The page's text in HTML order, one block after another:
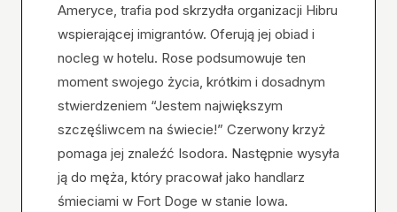
Ameryce, trafia pod skrzydła organizacji Hibru
wspierającej imigrantów. Oferują jej obiad i
nocleg w hotelu. Rose podsumowuje ten
moment swojego życia, krótkim i dosadnym
stwierdzeniem “Jestem największym
szczęśliwcem na świecie!” Czerwony krzyż
pomaga jej znaleźć Isodora. Następnie wysyła
ją do męża, który pracował jako handlarz
śmieciami w Fort Doge w stanie Iowa.